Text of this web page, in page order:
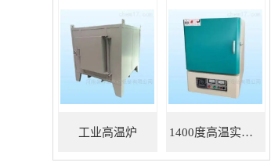
工业高温炉 1400度高温实验炉